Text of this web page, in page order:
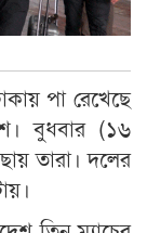
পা রেখেছে
বুধবার (১৬
তারা। দলের